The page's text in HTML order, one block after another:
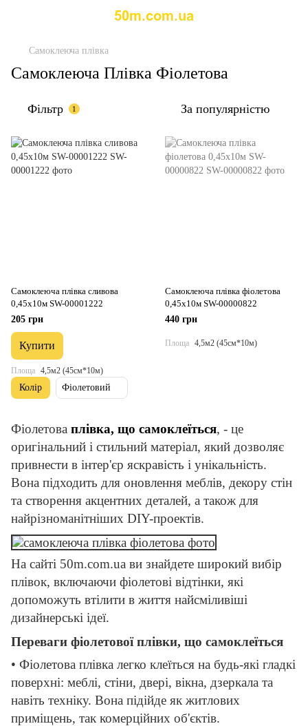
Самоклеюча плівка
Самоклеюча Плівка Фіолетова
Фільтр 1 За популярністю
Самоклеюча плівка сливова
0,45х10м SW-00001222
205 грн
Купити
Площа 4,5м2 (45см*10м)
Самоклеюча плівка фіолетова
0,45х10м SW-00000822
440 грн
Площа 4,5м2 (45см*10м)
Фіолетова плівка, що самоклеїться, - це
оригінальний і стильний матеріал, який дозволяє
привнести в інтер'єр яскравість і унікальність.
Вона підходить для оновлення меблів, декору стін
та створення акцентних деталей, а також для
найрізноманітніших DIY-проектів.
На сайті 50m.com.ua ви знайдете широкий вибір
плівок, включаючи фіолетові відтінки, які
допоможуть втілити в життя найсміливіші
дизайнерські ідеї.
Переваги фіолетової плівки, що самоклеїться
• Фіолетова плівка легко клеїться на будь-які гладкі
поверхні: меблі, стіни, двері, вікна, дзеркала та
навіть техніку. Вона підійде як житлових
приміщень, так комерційних об'єктів.
Колір Фіолетовий